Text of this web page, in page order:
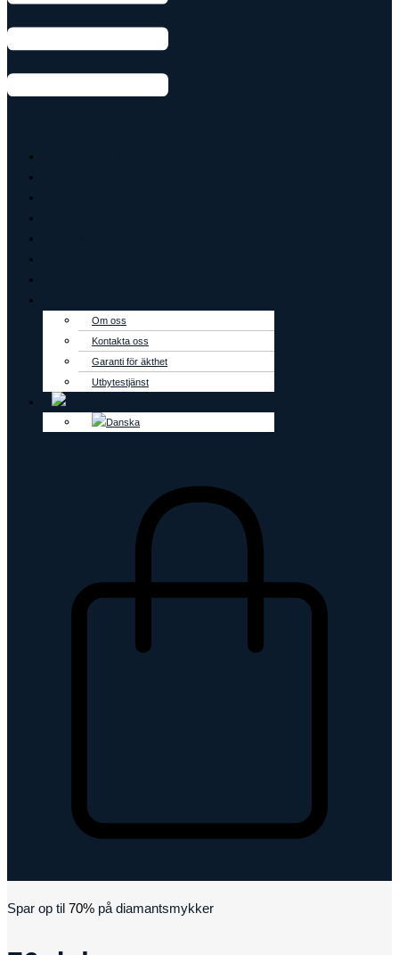
Om oss
Kontakta oss
Garanti för äkthet
Utbytestjänst
Spar op til 70% på diamantsmykker